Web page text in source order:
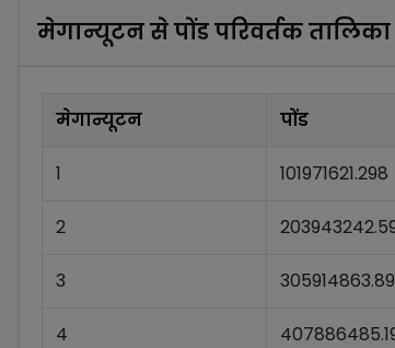
मेगान्यूटनसेपोंडपरिवर्तक तालिका
मेगान्यूटन पोंड
1 101971621.298
2
3
4